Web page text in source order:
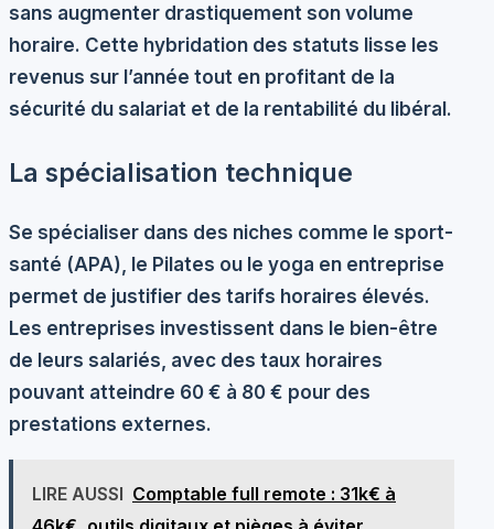
sans augmenter drastiquement son volume
horaire. Cette hybridation des statuts lisse les
revenus sur l’année tout en profitant de la
sécurité du salariat et de la rentabilité du libéral.
La spécialisation technique
Se spécialiser dans des niches comme le sport-
santé (APA), le Pilates ou le yoga en entreprise
permet de justifier des tarifs horaires élevés.
Les entreprises investissent dans le bien-être
de leurs salariés, avec des taux horaires
pouvant atteindre 60 € à 80 € pour des
prestations externes.
LIRE AUSSI Comptable full remote : 31k€ à